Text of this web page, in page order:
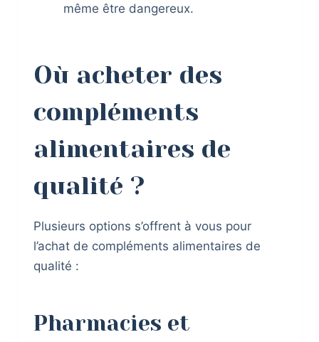
même être dangereux.
Où acheter des
compléments
alimentaires de
qualité ?
Plusieurs options s’offrent à vous pour
l’achat de compléments alimentaires de
qualité :
Pharmacies et